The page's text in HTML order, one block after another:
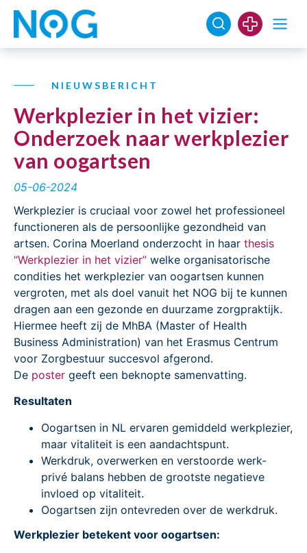
NIEUWSBERICHT
Werkplezier in het vizier:
Onderzoek naar werkplezier
van oogartsen
05-06-2024
Werkplezier is cruciaal voor zowel het professioneel
functioneren als de persoonlijke gezondheid van
artsen. Corina Moerland onderzocht in haar thesis
“Werkplezier in het vizier” welke organisatorische
condities het werkplezier van oogartsen kunnen
vergroten, met als doel vanuit het NOG bij te kunnen
dragen aan een gezonde en duurzame zorgpraktijk.
Hiermee heeft zij de MhBA (Master of Health
Business Administration) van het Erasmus Centrum
voor Zorgbestuur succesvol afgerond.
De poster geeft een beknopte samenvatting.
Resultaten
Oogartsen in NL ervaren gemiddeld werkplezier,
maar vitaliteit is een aandachtspunt.
Werkdruk, overwerken en verstoorde werk-
privé balans hebben de grootste negatieve
invloed op vitaliteit.
Oogartsen zijn ontevreden over de werkdruk.
Werkplezier betekent voor oogartsen: